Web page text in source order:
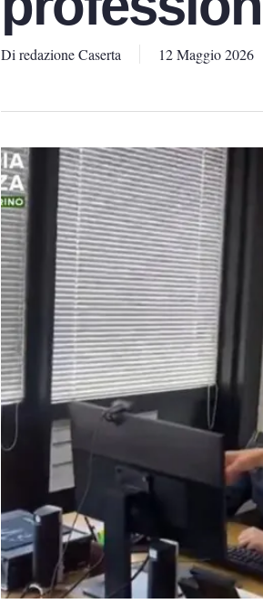
Di redazione Caserta 12 Maggio 2026